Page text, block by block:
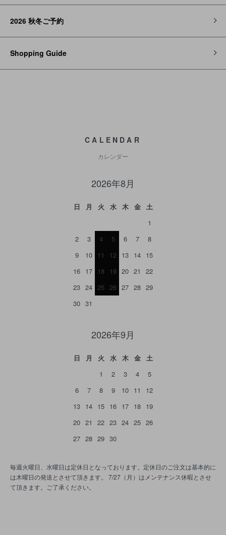
2026 秋冬ご予約
Shopping Guide
CALENDAR
カレンダー
2026年8月
日 月 火 水 木 金
土
1
2
3 4 5 6 7
8
9
10 11 12 13 14 15
16 17 18 19 20 21
22
23 24 25 26 27 28 29
30 31
2026年9月
日 月 火 水 木 金
土
1
2 3 4
5
6
7 8 9 10 11
12
13 14 15 16 17 18 19
20 21 22 23 24 25 26
27 28 29 30
毎週火曜日、水曜日は定休日となっております。定休日のご注文は基本的に
は木曜日の発送とさせて頂きます。 7/27（月）はメンテナンス休暇とさせ
て頂きます。ご了承ください。